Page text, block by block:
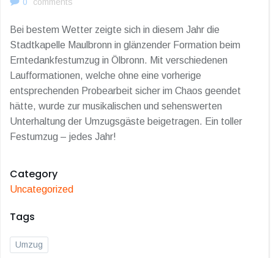
0 comments
Bei bestem Wetter zeigte sich in diesem Jahr die
Stadtkapelle Maulbronn in glänzender Formation beim
Erntedankfestumzug in Ölbronn. Mit verschiedenen
Laufformationen, welche ohne eine vorherige
entsprechenden Probearbeit sicher im Chaos geendet
hätte, wurde zur musikalischen und sehenswerten
Unterhaltung der Umzugsgäste beigetragen. Ein toller
Festumzug – jedes Jahr!
Category
Uncategorized
Tags
Umzug